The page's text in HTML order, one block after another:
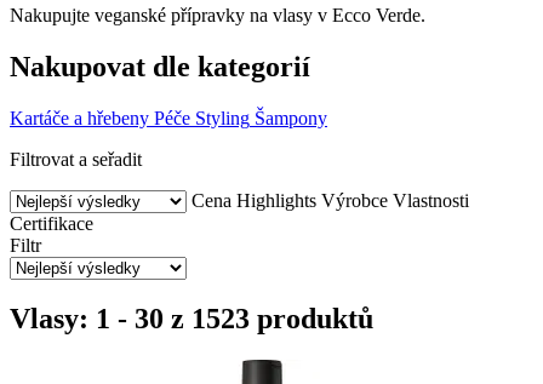
Nakupujte veganské přípravky na vlasy v Ecco Verde.
Nakupovat dle kategorií
Kartáče a hřebeny Péče Styling Šampony
Filtrovat a seřadit
Cena Highlights Výrobce Vlastnosti
Certifikace
Filtr
Vlasy: 1 - 30 z 1523 produktů